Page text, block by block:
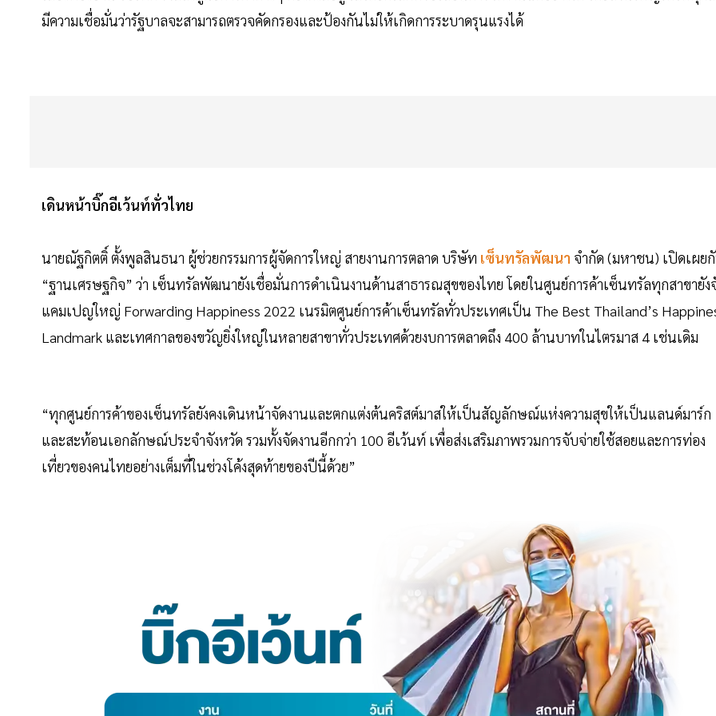
มีความเชื่อมั่นว่ารัฐบาลจะสามารถตรวจคัดกรองและป้องกันไม่ให้เกิดการระบาดรุนแรงได้
เดินหน้าบิ๊กอีเว้นท์ทั่วไทย
นายณัฐกิตติ์ ตั้งพูลสินธนา ผู้ช่วยกรรมการผู้จัดการใหญ่ สายงานการตลาด บริษัท เซ็นทรัลพัฒนา จำกัด (มหาชน) เปิดเผย
“ฐานเศรษฐกิจ” ว่า เซ็นทรัลพัฒนายังเชื่อมั่นการดำเนินงานด้านสาธารณสุขของไทย โดยในศูนย์การค้าเซ็นทรัลทุกสาขายัง
แคมเปญใหญ่ Forwarding Happiness 2022 เนรมิตศูนย์การค้าเซ็นทรัลทั่วประเทศเป็น The Best Thailand’s
Landmark และเทศกาลของขวัญยิ่งใหญ่ในหลายสาขาทั่วประเทศด้วยงบการตลาดถึง 400 ล้านบาทในไตรมาส 4 เช่นเดิม
“ทุกศูนย์การค้าของเซ็นทรัลยังคงเดินหน้าจัดงานและตกแต่งต้นคริสต์มาสให้เป็นสัญลักษณ์แห่งความสุขให้เป็นแลนด์มาร์ก
และสะท้อนเอกลักษณ์ประจำจังหวัด รวมทั้งจัดงานอีกกว่า 100 อีเว้นท์ เพื่อส่งเสริมภาพรวมการจับจ่ายใช้สอยและการท่อง
เที่ยวของคนไทยอย่างเต็มที่ในช่วงโค้งสุดท้ายของปีนี้ด้วย”